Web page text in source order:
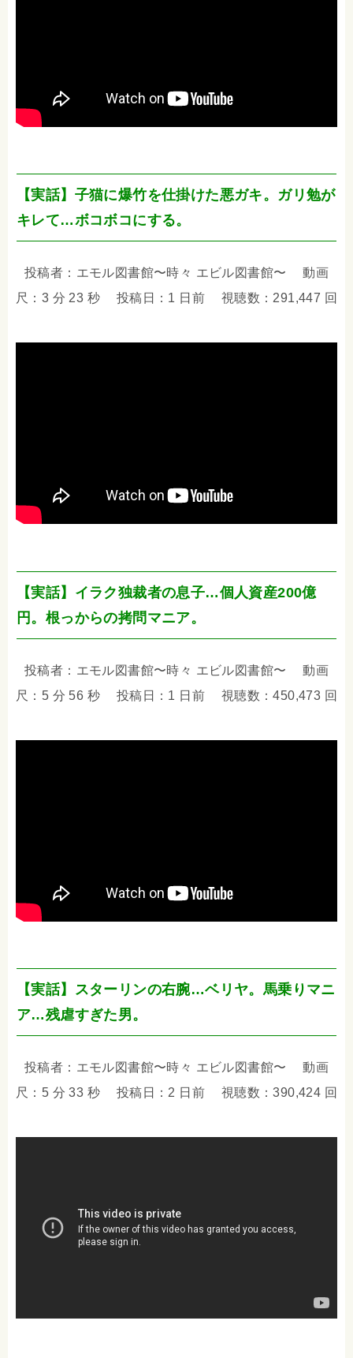
【実話】子猫に爆竹を仕掛けた悪ガキ。ガリ勉が
キレて…ボコボコにする。
投稿者：エモル図書館〜時々 エビル図書館〜 動画
尺：3 分 23 秒 投稿日：1 日前 視聴数：291,447 回
【実話】イラク独裁者の息子…個人資産200億
円。根っからの拷問マニア。
投稿者：エモル図書館〜時々 エビル図書館〜 動画
尺：5 分 56 秒 投稿日：1 日前 視聴数：450,473 回
【実話】スターリンの右腕…ベリヤ。馬乗りマニ
ア…残虐すぎた男。
投稿者：エモル図書館〜時々 エビル図書館〜 動画
尺：5 分 33 秒 投稿日：2 日前 視聴数：390,424 回